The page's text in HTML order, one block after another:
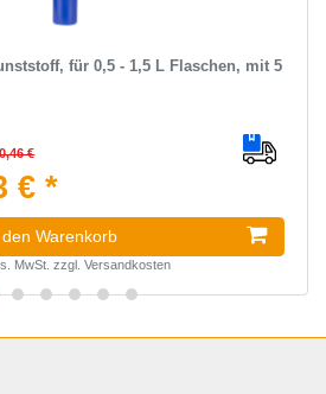
für 0,5 - 1,5 L Flaschen, mit 5
€
€ *
den Warenkorb
MwSt. zzgl. Versandkosten